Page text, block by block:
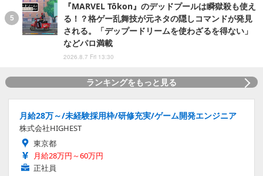
『MARVEL Tōkon』のデッドプールは瞬獄殺も使え
る！？格ゲー乱舞技が元ネタの隠しコマンドが発見
される。「デップードリームを使わざるを得ない」
などパロ満載
2026.8.7 Fri 13:30
ランキングをもっと見る
月給28万～/未経験採用枠/研修充実/ゲーム開発エンジニア
株式会社HIGHEST
東京都
月給28万円～60万円
正社員